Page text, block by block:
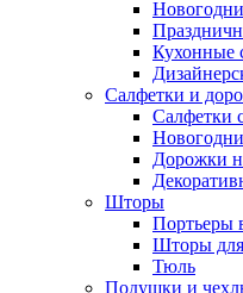
Кухонные
Салфетки и
Салфетки
Дорожки
Шторы
Портьеры
Шторы
Тюль
Подушки и